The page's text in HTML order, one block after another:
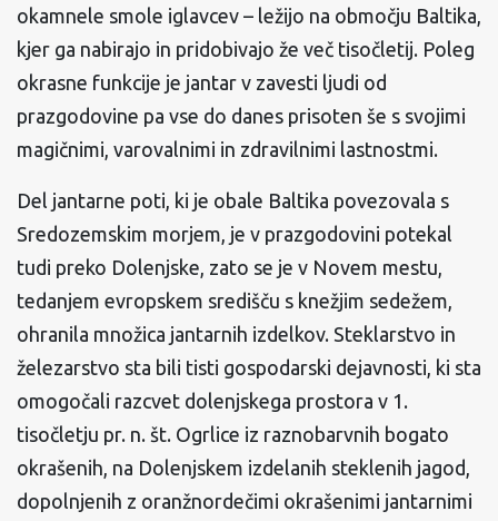
okamnele smole iglavcev – ležijo na območju Baltika,
kjer ga nabirajo in pridobivajo že več tisočletij. Poleg
okrasne funkcije je jantar v zavesti ljudi od
prazgodovine pa vse do danes prisoten še s svojimi
magičnimi, varovalnimi in zdravilnimi lastnostmi.
Del jantarne poti, ki je obale Baltika povezovala s
Sredozemskim morjem, je v prazgodovini potekal
tudi preko Dolenjske, zato se je v Novem mestu,
tedanjem evropskem središču s knežjim sedežem,
ohranila množica jantarnih izdelkov. Steklarstvo in
železarstvo sta bili tisti gospodarski dejavnosti, ki sta
omogočali razcvet dolenjskega prostora v 1.
tisočletju pr. n. št. Ogrlice iz raznobarvnih bogato
okrašenih, na Dolenjskem izdelanih steklenih jagod,
dopolnjenih z oranžnordečimi okrašenimi jantarnimi